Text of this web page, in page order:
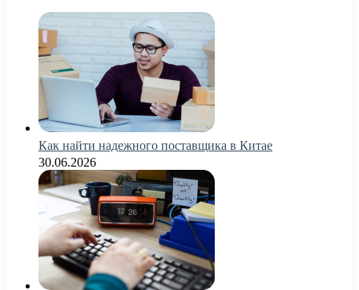
Как найти надежного поставщика в Китае
30.06.2026